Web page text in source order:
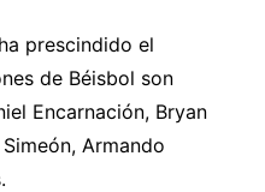
prescindido el
de Béisbol son
Encarnación, Bryan
Armando